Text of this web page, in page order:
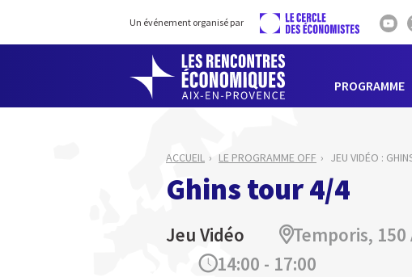
Un événement organisé par
PROGRAMME
ACCUEIL LE PROGRAMME OFF JEU VIDÉO :
Ghins tour 4/4
Jeu Vidéo Temporis,
14:00 - 17:00